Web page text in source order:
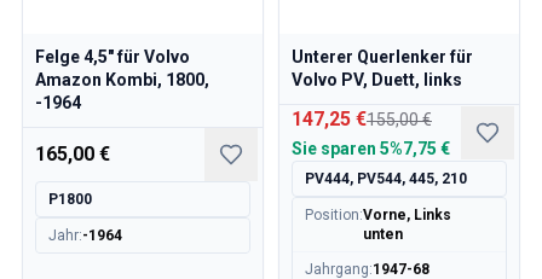
Volvo 850 Räder/Nabenabdeckungen
Volvo 850 KarosserieErsatzteile
Volvo 850 Kraftstoff-/Auspuffanlage
Volvo 850 InnenraumErsatzteile
Volvo 850 Kühlsystem
Volvo 850 MotorenErsatzteile
Felge 4,5" für Volvo
Amazon Kombi, 1800,
-1964
165,00 €
P1800
Jahr:-1964
Unterer Querlenker für
Volvo PV, Duett, links
147,25 €155,00 €
Sie sparen 5%7,75 €
PV444, PV544, 445, 210
Position:Vorne, Links
unten
Jahrgang:1947-68